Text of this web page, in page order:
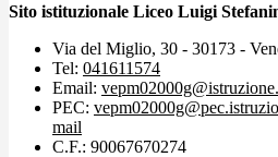
Sito istituzionale Liceo Luigi
Via del Miglio, 30 - 30173 -
Tel: 041611574
Email:
PEC:
mail
C.F.: 90067670274